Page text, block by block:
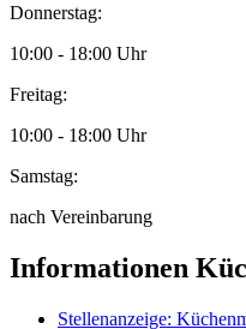
Donnerstag:
10:00 - 18:00 Uhr
Freitag:
10:00 - 18:00 Uhr
Samstag:
nach Vereinbarung
Informationen
Stellenanzeige: